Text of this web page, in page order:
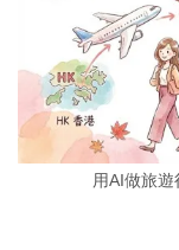
用AI做旅遊